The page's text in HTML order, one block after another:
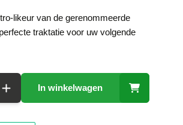
likeur van de gerenommeerde
traktatie voor uw volgende
In winkelwagen